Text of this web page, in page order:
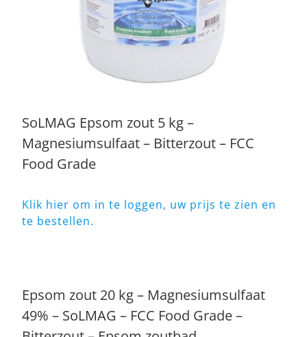
SoLMAG Epsom zout 5 kg –
Magnesiumsulfaat – Bitterzout – FCC
Food Grade
Klik hier om in te loggen, uw prijs te zien en
te bestellen.
Epsom zout 20 kg – Magnesiumsulfaat
49% – SoLMAG – FCC Food Grade –